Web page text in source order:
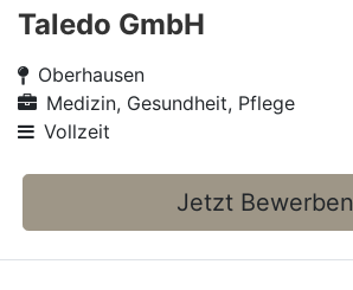
Taledo GmbH
Oberhausen
Medizin, Gesundheit, Pflege
Vollzeit
Jetzt Bewerben